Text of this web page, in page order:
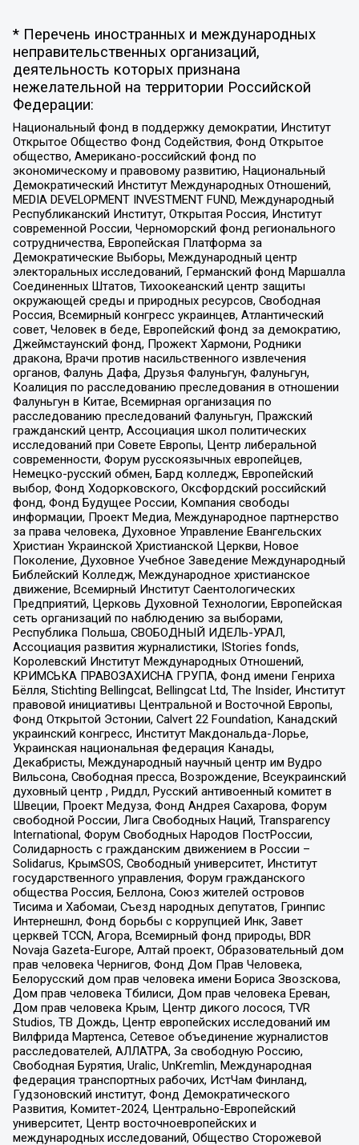
* Перечень иностранных и международных
неправительственных организаций,
деятельность которых признана
нежелательной на территории Российской
Федерации:
Национальный фонд в поддержку демократии, Институт
Открытое Общество Фонд Содействия, Фонд Открытое
общество, Американо-российский фонд по
экономическому и правовому развитию, Национальный
Демократический Институт Международных Отношений,
MEDIA DEVELOPMENT INVESTMENT FUND, Международный
Республиканский Институт, Открытая Россия, Институт
современной России, Черноморский фонд регионального
сотрудничества, Европейская Платформа за
Демократические Выборы, Международный центр
электоральных исследований, Германский фонд Маршалла
Соединенных Штатов, Тихоокеанский центр защиты
окружающей среды и природных ресурсов, Свободная
Россия, Всемирный конгресс украинцев, Атлантический
совет, Человек в беде, Европейский фонд за демократию,
Джеймстаунский фонд, Прожект Хармони, Родники
дракона, Врачи против насильственного извлечения
органов, Фалунь Дафа, Друзья Фалуньгун, Фалуньгун,
Коалиция по расследованию преследования в отношении
Фалуньгун в Китае, Всемирная организация по
расследованию преследований Фалуньгун, Пражский
гражданский центр, Ассоциация школ политических
исследований при Совете Европы, Центр либеральной
современности, Форум русскоязычных европейцев,
Немецко-русский обмен, Бард колледж, Европейский
выбор, Фонд Ходорковского, Оксфордский российский
фонд, Фонд Будущее России, Компания свободы
информации, Проект Медиа, Международное партнерство
за права человека, Духовное Управление Евангельских
Христиан Украинской Христианской Церкви, Новое
Поколение, Духовное Учебное Заведение Международный
Библейский Колледж, Международное христианское
движение, Всемирный Институт Саентологических
Предприятий, Церковь Духовной Технологии, Европейская
сеть организаций по наблюдению за выборами,
Республика Польша, СВОБОДНЫЙ ИДЕЛЬ-УРАЛ,
Ассоциация развития журналистики, IStories fonds,
Королевский Институт Международных Отношений,
КРИМСЬКА ПРАВОЗАХИСНА ГРУПА, Фонд имени Генриха
Бёлля, Stichting Bellingcat, Bellingcat Ltd, The Insider, Институт
правовой инициативы Центральной и Восточной Европы,
Фонд Открытой Эстонии, Calvert 22 Foundation, Канадский
украинский конгресс, Институт Макдональда-Лорье,
Украинская национальная федерация Канады,
Декабристы, Международный научный центр им Вудро
Вильсона, Свободная пресса, Возрождение, Всеукраинский
духовный центр , Риддл, Русский антивоенный комитет в
Швеции, Проект Медуза, Фонд Андрея Сахарова, Форум
свободной России, Лига Свободных Наций, Transparеncy
International, Форум Свободных Народов ПостРоссии,
Солидарность с гражданским движением в России –
Solidarus, КрымSOS, Свободный университет, Институт
государственного управления, Форум гражданского
общества Россия, Беллона, Союз жителей островов
Тисима и Хабомаи, Съезд народных депутатов, Гринпис
Интернешнл, Фонд борьбы с коррупцией Инк, Завет
церквей TCCN, Агора, Всемирный фонд природы, BDR
Novaja Gazeta-Europe, Алтай проект, Образовательный дом
прав человека Чернигов, Фонд Дом Прав Человека,
Белорусский дом прав человека имени Бориса Звозскова,
Дом прав человека Тбилиси, Дом прав человека Ереван,
Дом прав человека Крым, Центр дикого лосося, TVR
Studios, ТВ Дождь, Центр европейских исследований им
Вилфрида Мартенса, Сетевое объединение журналистов
расследователей, АЛЛАТРА, За свободную Россию,
Свободная Бурятия, Uralic, UnKremlin, Международная
федерация транспортных рабочих, ИстЧам Финланд,
Гудзоновский институт, Фонд Демократического
Развития, Комитет-2024, Центрально-Европейский
университет, Центр восточноевропейских и
международных исследований, Общество Сторожевой